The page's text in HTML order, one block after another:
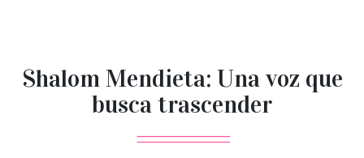
Shalom Mendieta: Una voz que
busca trascender